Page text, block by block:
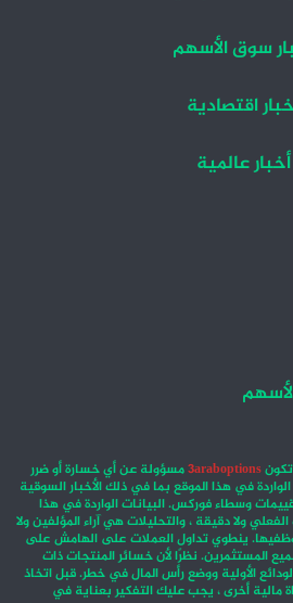
سوق الأسهم
اقتصادية
أخبار عالمية
3araboptionsمسؤولة عن أي خسارة أو ضرر
في هذا الموقع بما في ذلك الأخبار السوقية
وسطاء فوركس. البيانات الواردة في هذا
ولا دقيقة ، والتحليلات هي آراء المؤلفين ولا
ينطوي تداول العملات على الهامش على
المستثمرين. نظرًا لأن خسائر المنتجات ذات
الأولية ووضع رأس المال في خطر. قبل اتخاذ
مالية أخرى ، يجب عليك التفكير بعناية في